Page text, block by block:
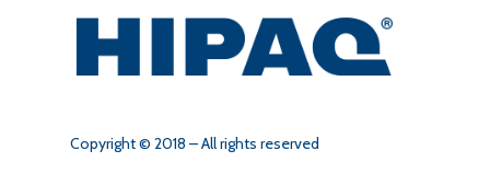
Copyright © 2018 – All rights reserved